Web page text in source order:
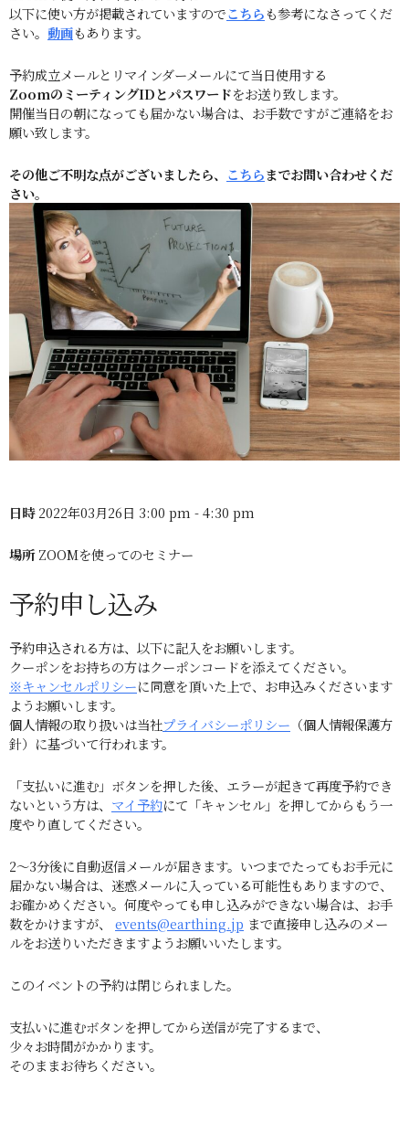
以下に使い方が掲載されていますのでこちらも参考になさってくだ
さい。 動画もあります。
予約成立メールとリマインダーメールにて当日使用する
ZoomのミーティングIDとパスワードをお送り致します。
開催当日の朝になっても届かない場合は、お手数ですがご連絡をお
願い致します。
その他ご不明な点がございましたら、 こちらまでお問い合わせくだ
さい。
日時2022年03月26日 3:00 pm - 4:30 pm
場所ZOOMを使ってのセミナー
予約申し込み
予約申込される方は、以下に記入をお願いします。
クーポンをお持ちの方はクーポンコードを添えてください。
※キャンセルポリシーに同意を頂いた上で、お申込みくださいます
ようお願いします。
個人情報の取り扱いは当社プライバシーポリシー （個人情報保護方
針）に基づいて行われます。
「支払いに進む」ボタンを押した後、エラーが起きて再度予約でき
ないという方は、 マイ予約にて「キャンセル」を押してからもう一
度やり直してください。
2～3分後に自動返信メールが届きます。いつまでたってもお手元に
届かない場合は、迷惑メールに入っている可能性もありますので、
お確かめください。何度やっても申し込みができない場合は、お手
数をかけますが、 events@earthing.jp まで直接申し込みのメー
ルをお送りいただきますようお願いいたします。
このイベントの予約は閉じられました。
支払いに進むボタンを押してから送信が完了するまで、
少々お時間がかかります。
そのままお待ちください。